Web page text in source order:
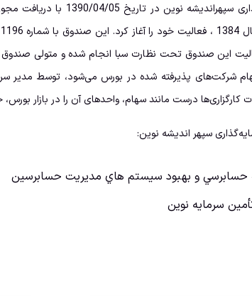
این صندوق تحت نظارت سبا انجام شده و متولی صندوق
سهام شرکت‌های پذیرفته شده در بورس می‌شود، توسط مدیر
کارگزاری‌ها درست مانند سهام، واحدهای آن را در بازار
سپهر اندیشه نوین:
و بهبود سيستم هاي مديريت حسابرسين
سرمايه نوين